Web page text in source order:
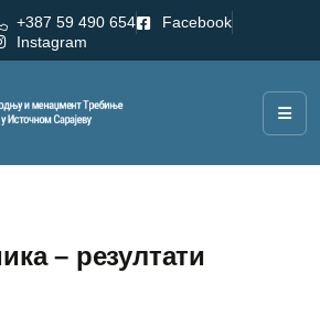
+387 59 490 654
Facebook
Instagram
– резултати